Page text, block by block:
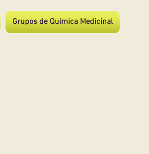
Grupos de Química Medicinal